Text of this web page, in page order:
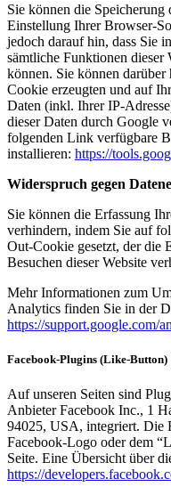
Sie können die Speicherung
Einstellung Ihrer Browser-
jedoch darauf hin, dass Sie
sämtliche Funktionen
können. Sie können darüber
Cookie erzeugten und auf
Daten (inkl. Ihrer IP-
dieser Daten durch Google
folgenden Link verfügbare
installieren: https://
Widerspruch gegen
Sie können die Erfassung
verhindern, indem Sie auf
Out-Cookie gesetzt, der die
Besuchen dieser Website
Mehr Informationen zum
Analytics finden Sie in der
https://support.google.com/
Facebook-Plugins (Like-Button)
Auf unseren Seiten sind
Anbieter Facebook Inc., 1
94025, USA, integriert. Die
Facebook-Logo oder dem
Seite. Eine Übersicht über
https://